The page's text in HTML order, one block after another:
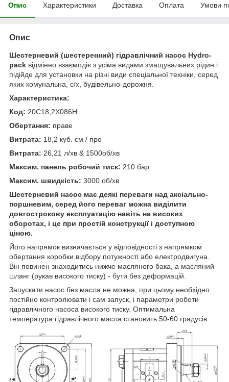
Опис Характеристики Доставка Оплата Умови
Опис
Шестерневий (шестеренний) гідравлічний насос Hydro-
pack відмінно взаємодіє з усіма видами змащувальних рідин і
підійде для установки на різні види спеціальної техніки, серед
яких комунальна, с/х, будівельно-дорожня.
Характеристика:
Код: 20C18,2X086H
Обертання: праве
Витрата: 18,2 куб. см / про
Витрата: 26,21 л/хв & 1500об/хв
Максим. панель робочий тиск: 210 бар
Максим. швидкість: 3000 об/хв
Шестерневий насос має деякі переваги над аксіально-
поршневим, серед його переваг можна виділити
довгострокову експлуатацію навіть на високих
оборотах, і це при простій конструкції і доступною
ціною.
Його напрямок визначається у відповідності з напрямком
обертання коробки відбору потужності або електродвигуна.
Він повинен знаходитись нижче масляного бака, а масляний
шланг (рукав високого тиску) - бути без деформацій.
Запускати насос без масла не можна, при цьому необхідно
постійно контролювати і сам запуск, і параметри роботи
гідравлічного насоса високого тиску. Оптимальна
температура гідравлічного масла становить 50-60 градусів.